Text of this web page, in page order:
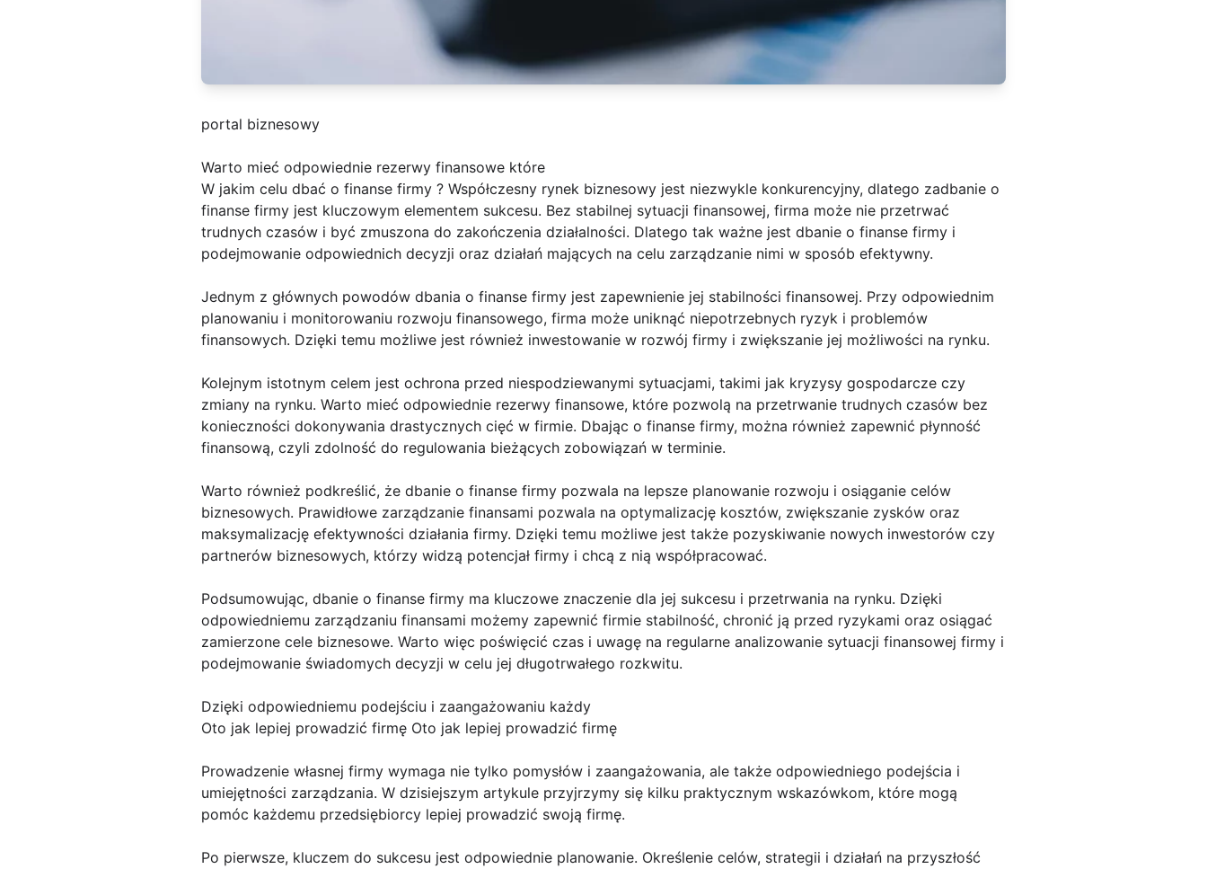
portal biznesowy
Warto mieć odpowiednie rezerwy finansowe które
W jakim celu dbać o finanse firmy ? Współczesny rynek biznesowy jest niezwykle konkurencyjny, dlatego zadbanie o
finanse firmy jest kluczowym elementem sukcesu. Bez stabilnej sytuacji finansowej, firma może nie przetrwać
trudnych czasów i być zmuszona do zakończenia działalności. Dlatego tak ważne jest dbanie o finanse firmy i
podejmowanie odpowiednich decyzji oraz działań mających na celu zarządzanie nimi w sposób efektywny.
Jednym z głównych powodów dbania o finanse firmy jest zapewnienie jej stabilności finansowej. Przy odpowiednim
planowaniu i monitorowaniu rozwoju finansowego, firma może uniknąć niepotrzebnych ryzyk i problemów
finansowych. Dzięki temu możliwe jest również inwestowanie w rozwój firmy i zwiększanie jej możliwości na rynku.
Kolejnym istotnym celem jest ochrona przed niespodziewanymi sytuacjami, takimi jak kryzysy gospodarcze czy
zmiany na rynku. Warto mieć odpowiednie rezerwy finansowe, które pozwolą na przetrwanie trudnych czasów bez
konieczności dokonywania drastycznych cięć w firmie. Dbając o finanse firmy, można również zapewnić płynność
finansową, czyli zdolność do regulowania bieżących zobowiązań w terminie.
Warto również podkreślić, że dbanie o finanse firmy pozwala na lepsze planowanie rozwoju i osiąganie celów
biznesowych. Prawidłowe zarządzanie finansami pozwala na optymalizację kosztów, zwiększanie zysków oraz
maksymalizację efektywności działania firmy. Dzięki temu możliwe jest także pozyskiwanie nowych inwestorów czy
partnerów biznesowych, którzy widzą potencjał firmy i chcą z nią współpracować.
Podsumowując, dbanie o finanse firmy ma kluczowe znaczenie dla jej sukcesu i przetrwania na rynku. Dzięki
odpowiedniemu zarządzaniu finansami możemy zapewnić firmie stabilność, chronić ją przed ryzykami oraz osiągać
zamierzone cele biznesowe. Warto więc poświęcić czas i uwagę na regularne analizowanie sytuacji finansowej firmy i
podejmowanie świadomych decyzji w celu jej długotrwałego rozkwitu.
Dzięki odpowiedniemu podejściu i zaangażowaniu każdy
Oto jak lepiej prowadzić firmę Oto jak lepiej prowadzić firmę
Prowadzenie własnej firmy wymaga nie tylko pomysłów i zaangażowania, ale także odpowiedniego podejścia i
umiejętności zarządzania. W dzisiejszym artykule przyjrzymy się kilku praktycznym wskazówkom, które mogą
pomóc każdemu przedsiębiorcy lepiej prowadzić swoją firmę.
Po pierwsze, kluczem do sukcesu jest odpowiednie planowanie. Określenie celów, strategii i działań na przyszłość